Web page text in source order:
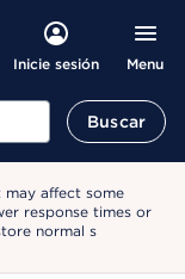
Inicie sesión Menu
Buscar
may affect some
response times or
normal s